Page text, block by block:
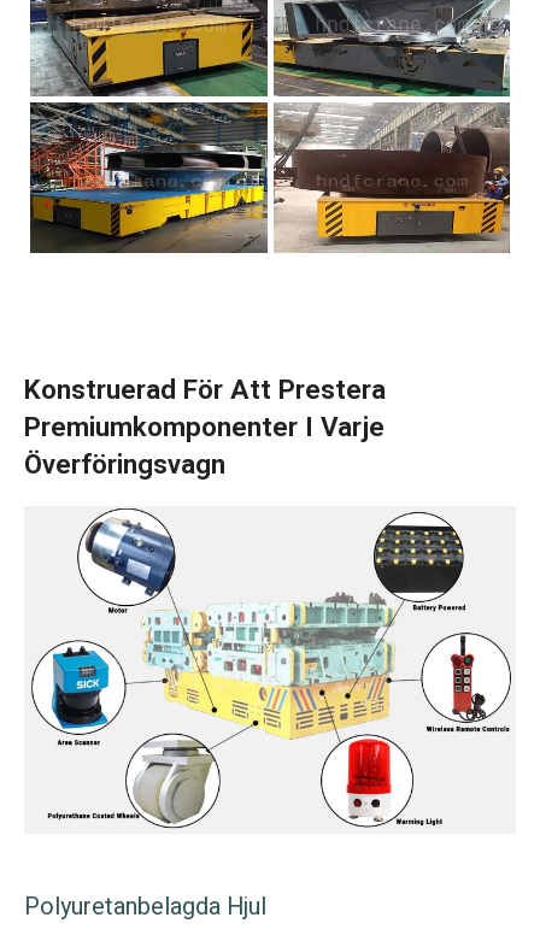
Konstruerad För Att Prestera
Premiumkomponenter I Varje
Överföringsvagn
Polyuretanbelagda Hjul